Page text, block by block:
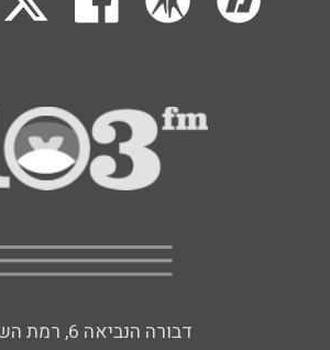
דבורה הנביאה 6, רמת השרון